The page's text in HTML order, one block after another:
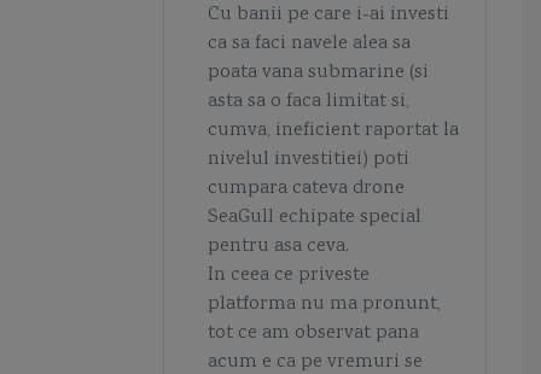
Cu banii pe care i-ai investi
ca sa faci navele alea sa
poata vana submarine (si
asta sa o faca limitat si,
cumva, ineficient raportat la
nivelul investitiei) poti
cumpara cateva drone
SeaGull echipate special
pentru asa ceva.
In ceea ce priveste
platforma nu ma pronunt,
tot ce am observat pana
acum e ca pe vremuri se